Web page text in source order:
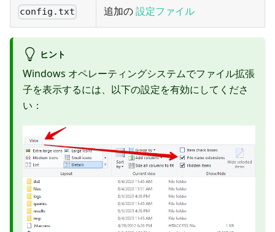
config.txt 追加の設定ファイル
ヒント
Windows オペレーティングシステムでファイル拡張
子を表示するには、以下の設定を有効にしてくださ
い：